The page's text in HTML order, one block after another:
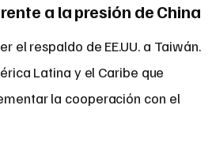
a la presión de China
respaldo de EE.UU. a Taiwán.
Latina y el Caribe que
la cooperación con el